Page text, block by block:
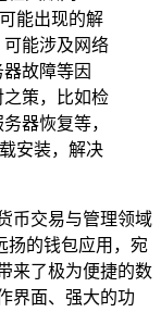
能出现的解
能涉及网络
故障等因
策，比如检
器恢复等，
安装，解决
币交易与管理领域
扬的钱包应用，宛
来了极为便捷的数
界面、强大的功